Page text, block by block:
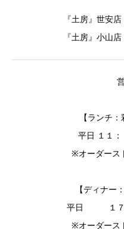
『土房』世安
『土房』小山
【ランチ
平日 １１
※オーダース
【ディナー
平日 １７：
※オーダース